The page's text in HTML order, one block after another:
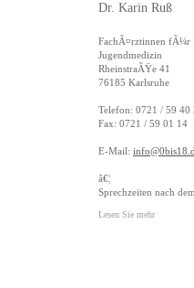
Dr. Karin Ruß
FachÃ¤rztinnen fÃ¼r
Jugendmedizin
RheinstraÃŸe 41
76185 Karlsruhe
Telefon: 0721 / 59 40
Fax: 0721 / 59 01 14
E-Mail:
â€¦
Sprechzeiten nach
Lesen Sie mehr